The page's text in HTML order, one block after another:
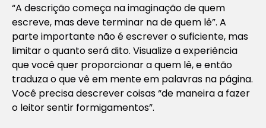
“A descrição começa na imaginação de quem
escreve, mas deve terminar na de quem lê”. A
parte importante não é escrever o suficiente, mas
limitar o quanto será dito. Visualize a experiência
que você quer proporcionar a quem lê, e então
traduza o que vê em mente em palavras na página.
Você precisa descrever coisas “de maneira a fazer
o leitor sentir formigamentos”.